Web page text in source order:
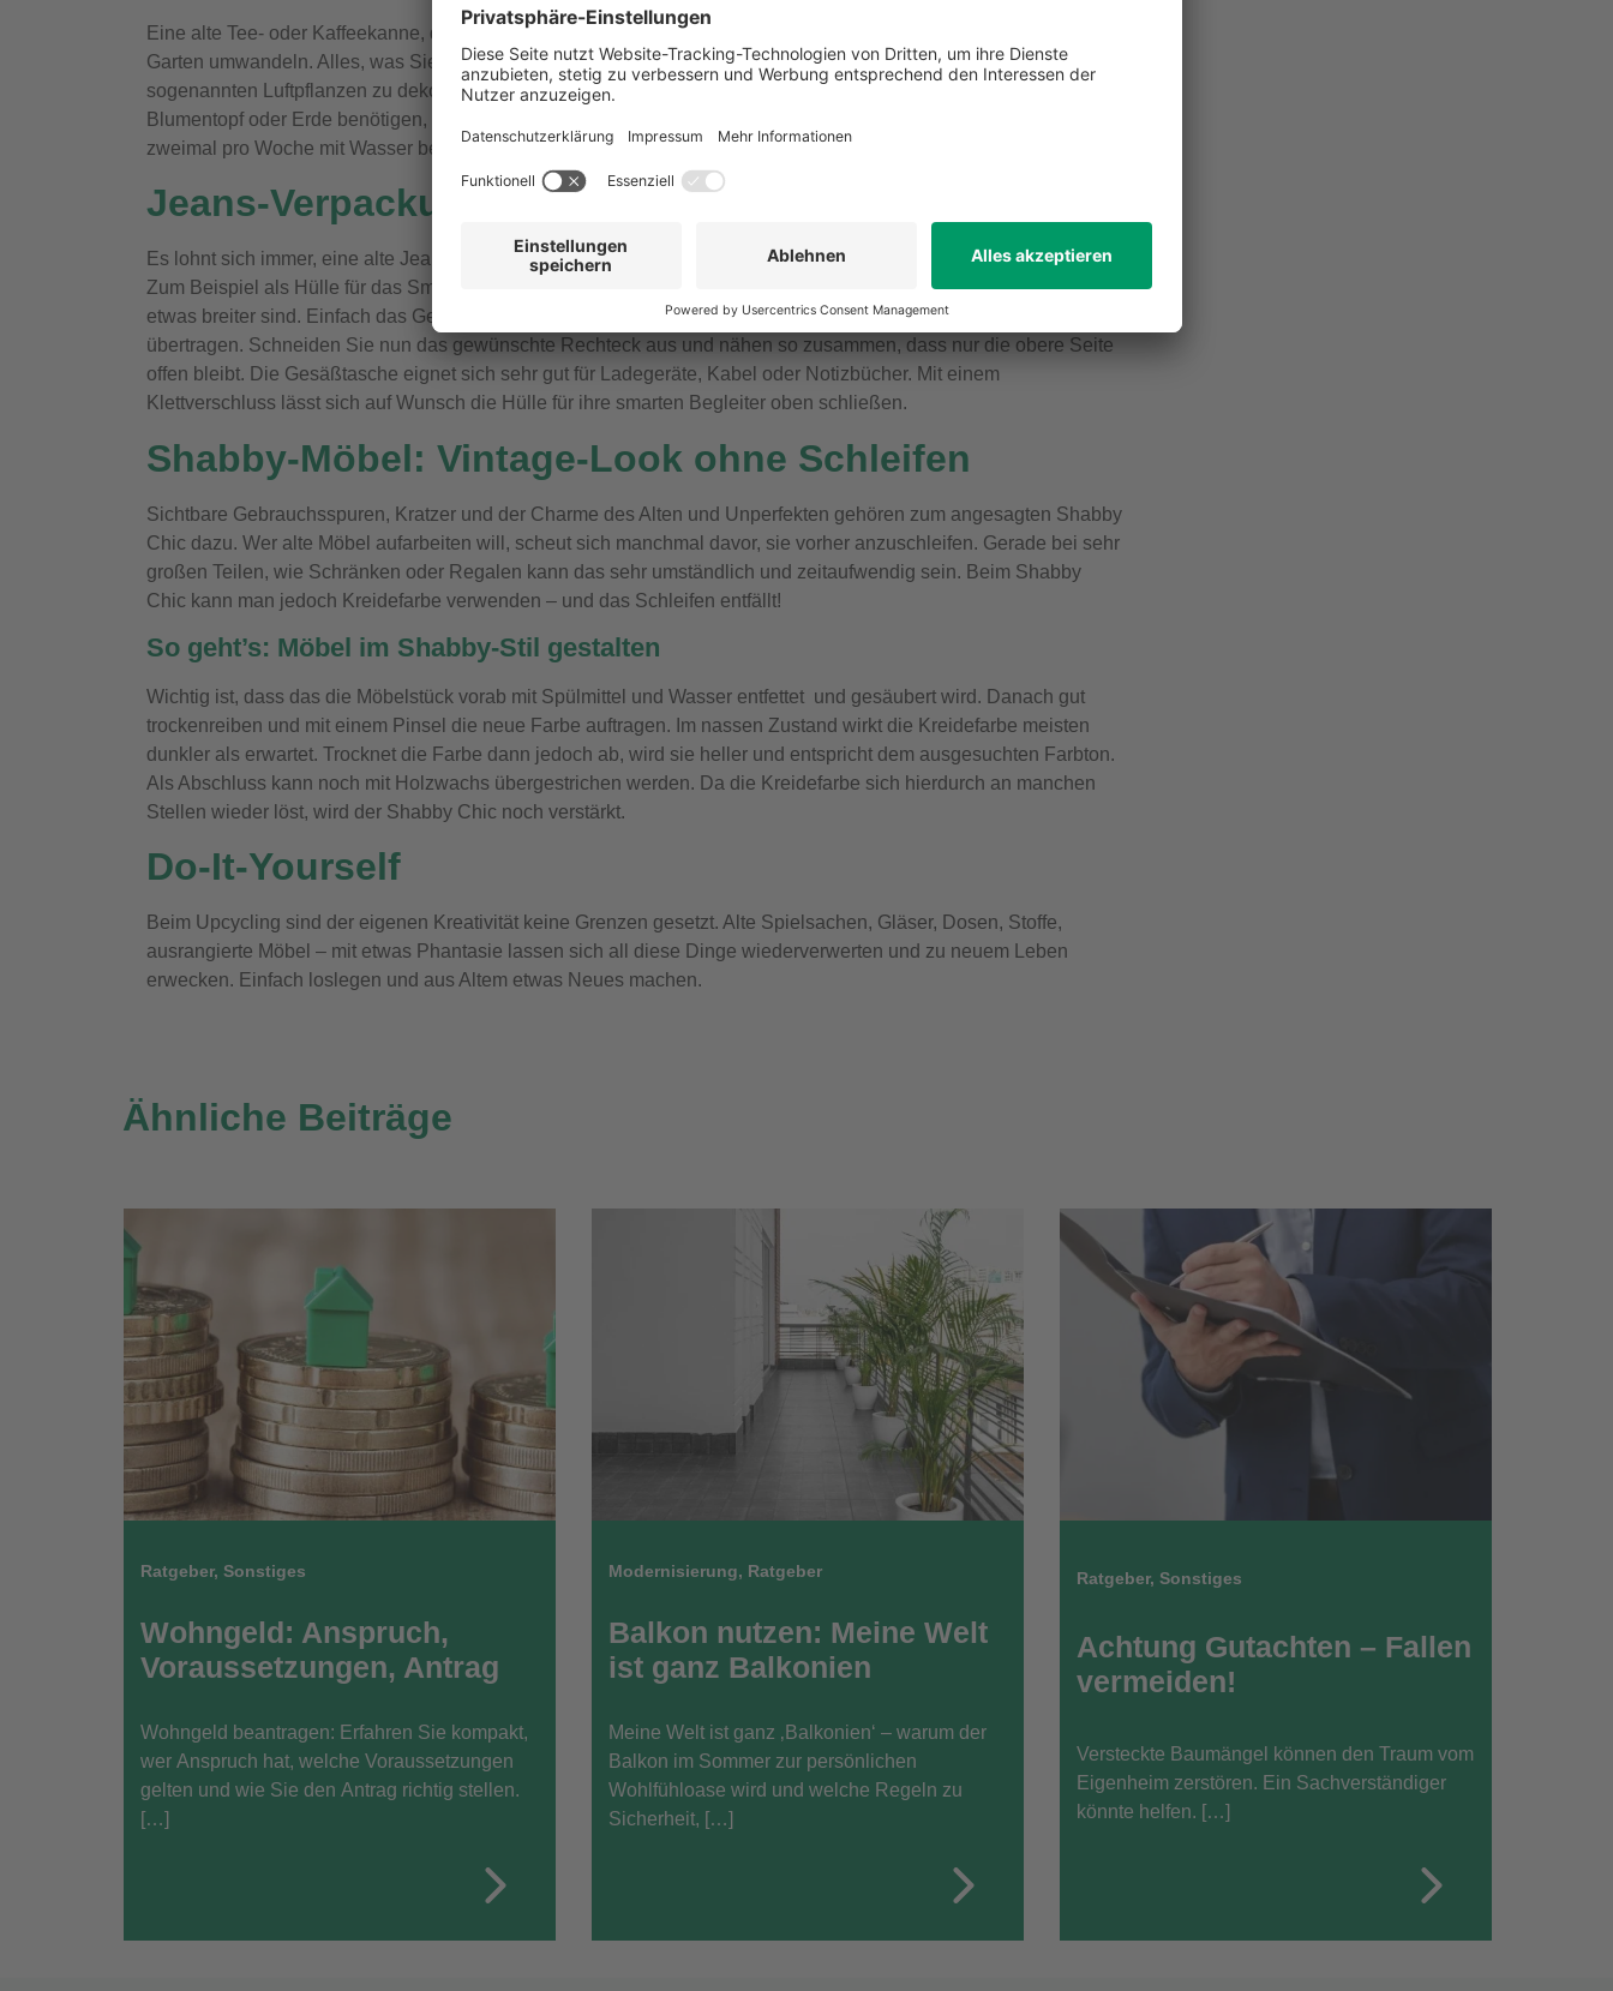
Eine alte Tee- oder Kaffeekanne, die Sie nicht mehr verwenden, lässt sich sehr schnell in einen tropischen Mini-
Garten umwandeln. Alles, was Sie dafür tun müssen, ist die Gefäße mit Sand, kleinen Flusssteinen und
sogenannten Luftpflanzen zu dekorieren. Diese Pflanzen haben den Vorteil, dass sie keinen klassischen
Blumentopf oder Erde benötigen, da sie die Feuchtigkeit über ihre Blätter aufnehmen. Es reicht, wenn sie ein bis
zweimal pro Woche mit Wasser besprüht werden.
Jeans-Verpackung
Es lohnt sich immer, eine alte Jeans aufzubewahren, denn die Hosen können vielseitig wiederverwendet werden.
Zum Beispiel als Hülle für das Smartphone oder Tablet. Besonders gut eignet sich hierfür Herrenjeans, da diese
etwas breiter sind. Einfach das Gerät abmessen und die Maße auf die obere, hintere Seite der Jeans
übertragen. Schneiden Sie nun das gewünschte Rechteck aus und nähen so zusammen, dass nur die obere Seite
offen bleibt. Die Gesäßtasche eignet sich sehr gut für Ladegeräte, Kabel oder Notizbücher. Mit einem
Klettverschluss lässt sich auf Wunsch die Hülle für ihre smarten Begleiter oben schließen.
Shabby-Möbel: Vintage-Look ohne Schleifen
Sichtbare Gebrauchsspuren, Kratzer und der Charme des Alten und Unperfekten gehören zum angesagten Shabby
Chic dazu. Wer alte Möbel aufarbeiten will, scheut sich manchmal davor, sie vorher anzuschleifen. Gerade bei sehr
großen Teilen, wie Schränken oder Regalen kann das sehr umständlich und zeitaufwendig sein. Beim Shabby
Chic kann man jedoch Kreidefarbe verwenden – und das Schleifen entfällt!
So geht’s: Möbel im Shabby-Stil gestalten
Wichtig ist, dass das die Möbelstück vorab mit Spülmittel und Wasser entfettet und gesäubert wird. Danach gut
trockenreiben und mit einem Pinsel die neue Farbe auftragen. Im nassen Zustand wirkt die Kreidefarbe meisten
dunkler als erwartet. Trocknet die Farbe dann jedoch ab, wird sie heller und entspricht dem ausgesuchten Farbton.
Als Abschluss kann noch mit Holzwachs übergestrichen werden. Da die Kreidefarbe sich hierdurch an manchen
Stellen wieder löst, wird der Shabby Chic noch verstärkt.
Do-It-Yourself
Beim Upcycling sind der eigenen Kreativität keine Grenzen gesetzt. Alte Spielsachen, Gläser, Dosen, Stoffe,
ausrangierte Möbel – mit etwas Phantasie lassen sich all diese Dinge wiederverwerten und zu neuem Leben
erwecken. Einfach loslegen und aus Altem etwas Neues machen.
Ähnliche Beiträge
Ratgeber, Sonstiges
Wohngeld: Anspruch,
Voraussetzungen, Antrag
Wohngeld beantragen: Erfahren Sie kompakt,
wer Anspruch hat, welche Voraussetzungen
gelten und wie Sie den Antrag richtig stellen.
[…]
Modernisierung, Ratgeber
Balkon nutzen: Meine Welt
ist ganz Balkonien
Meine Welt ist ganz ‚Balkonien‘ – warum der
Balkon im Sommer zur persönlichen
Wohlfühloase wird und welche Regeln zu
Sicherheit, […]
Ratgeber, Sonstiges
Achtung Gutachten – Fallen
vermeiden!
Versteckte Baumängel können den Traum vom
Eigenheim zerstören. Ein Sachverständiger
könnte helfen. […]